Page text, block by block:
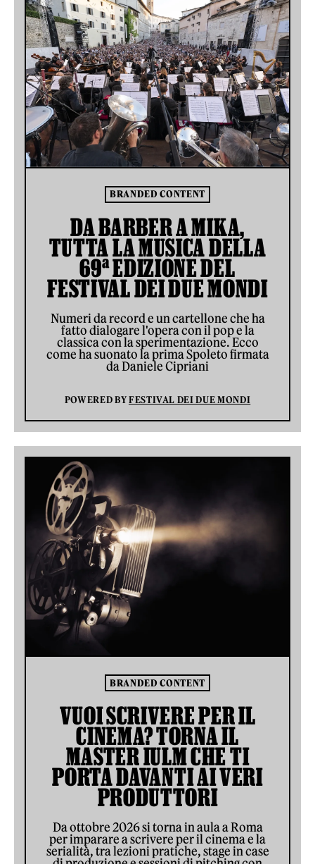
BRANDED CONTENT
DA BARBER A MIKA,
TUTTA LA MUSICA DELLA
69ª EDIZIONE DEL
FESTIVAL DEI DUE MONDI
Numeri da record e un cartellone che ha
fatto dialogare l'opera con il pop e la
classica con la sperimentazione. Ecco
come ha suonato la prima Spoleto firmata
da Daniele Cipriani
POWERED BYFESTIVAL DEI DUE MONDI
BRANDED CONTENT
VUOI SCRIVERE PER IL
CINEMA? TORNA IL
MASTER IULM CHE TI
PORTA DAVANTI AI VERI
PRODUTTORI
Da ottobre 2026 si torna in aula a Roma
per imparare a scrivere per il cinema e la
serialità, tra lezioni pratiche, stage in case